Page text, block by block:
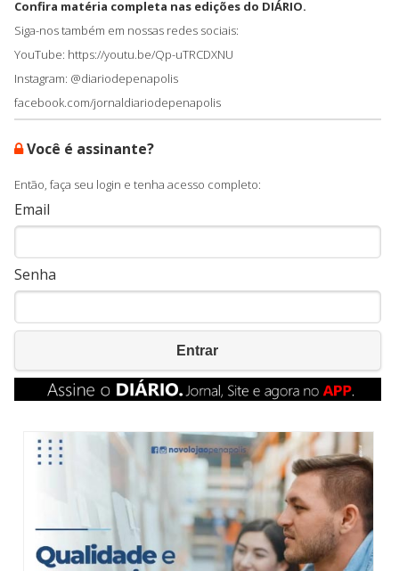
Confira matéria completa nas edições do DIÁRIO.
Siga-nos também em nossas redes sociais:
YouTube: https://youtu.be/Qp-uTRCDXNU
Instagram: @diariodepenapolis
facebook.com/jornaldiariodepenapolis
Você é assinante?
Então, faça seu login e tenha acesso completo:
Email
Senha
Entrar